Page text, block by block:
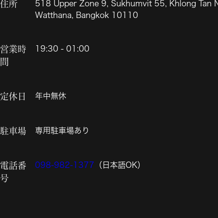
住所
518 Upper Zone 9, Sukhumvit 55, Khlong Tan
Watthana, Bangkok 10110
営業時
間
19:30 - 01:00
定休日 年中無休
駐車場 専用駐車場あり
電話番
号
098-982-1377 （日本語OK）